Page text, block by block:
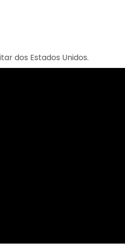
dos Estados Unidos.